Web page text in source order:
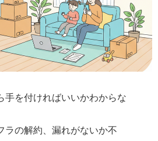
手を付ければいいかわからな
ラの解約、漏れがないか不